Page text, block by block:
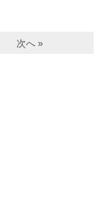
次へ »